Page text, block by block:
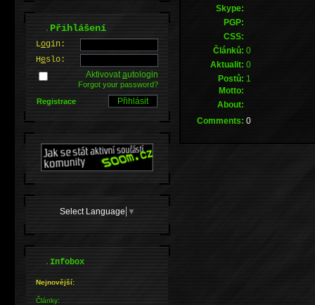
Skype:
PGP:
CSS:
Článků: 0
Aktualit: 0
Postů: 1
Motto:
About:
Comments: 0
.Přihlášení
Login:
Heslo:
Aktivovatautologin
Forgot your password?
Registrace
Select Language ▼
.Infobox
Nejnovější:
Články: